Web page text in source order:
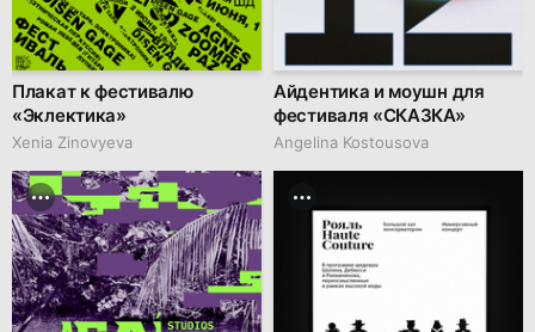
Плакат к фестивалю
«Эклектика»
Xenia Zinovyeva
Айдентика и моушн для
фестиваля «СКАЗКА»
Angelina Kostousova